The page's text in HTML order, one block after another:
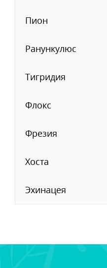
Пион
Ранункулюс
Тигридия
Флокс
Фрезия
Хоста
Эхинацея